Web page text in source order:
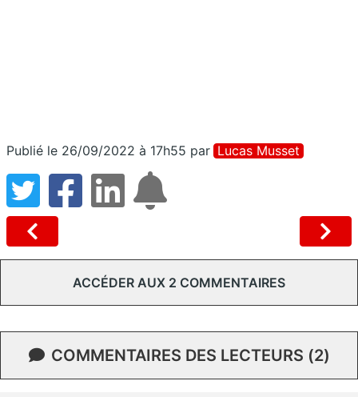
Publié le 26/09/2022 à 17h55 par Lucas Musset
ACCÉDER AUX 2 COMMENTAIRES
COMMENTAIRES DES LECTEURS (2)